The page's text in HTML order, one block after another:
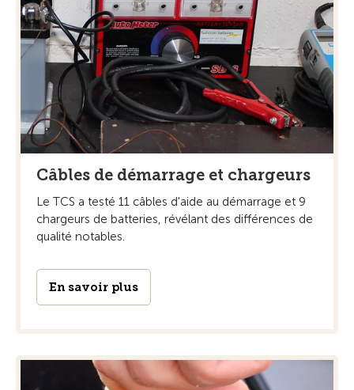
Câbles de démarrage et chargeurs
Le TCS a testé 11 câbles d'aide au démarrage et 9
chargeurs de batteries, révélant des différences de
qualité notables.
En savoir plus